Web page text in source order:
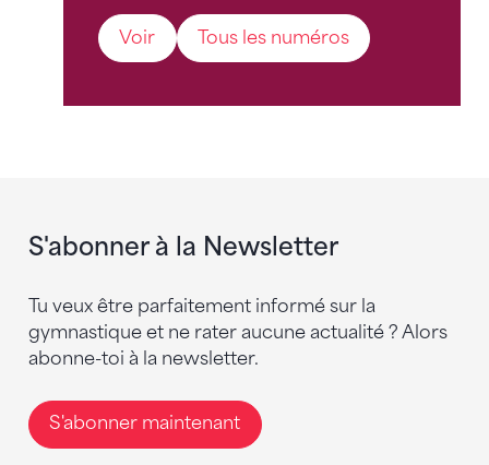
Voir Tous les numéros
S'abonner à la Newsletter
Tu veux être parfaitement informé sur la
gymnastique et ne rater aucune actualité ? Alors
abonne-toi à la newsletter.
S'abonner maintenant